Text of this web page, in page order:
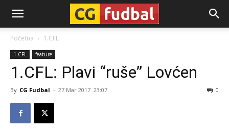
CG-
Fudbal
Početna 1.CFL
1.CFL feature
1.CFL: Plavi “ruše” Lovćen
By CG Fudbal - 27 Mar 2017. 23:07 0